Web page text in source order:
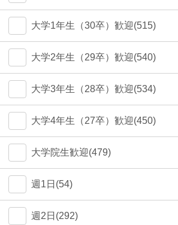
大学1年生（30卒）歓迎(515)
大学2年生（29卒）歓迎(540)
大学3年生（28卒）歓迎(534)
大学4年生（27卒）歓迎(450)
大学院生歓迎(479)
週1日(54)
週2日(292)